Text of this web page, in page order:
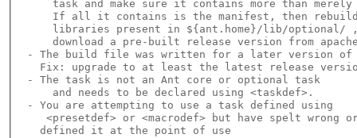
task and make sure it contains more than
If all it contains is the manifest, then
libraries present in ${ant.home}/lib/optional/
download a pre-built release version from
- The build file was written for a later version of
Fix: upgrade to at least the latest release
- The task is not an Ant core or optional task
     and needs to be declared using <taskdef>.
- You are attempting to use a task defined using
<presetdef> or <macrodef> but have spelt wrong
   defined it at the point of use